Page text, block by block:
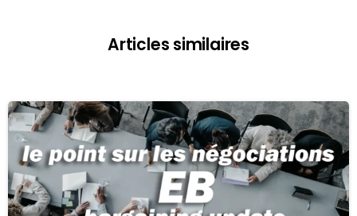
Articles similaires